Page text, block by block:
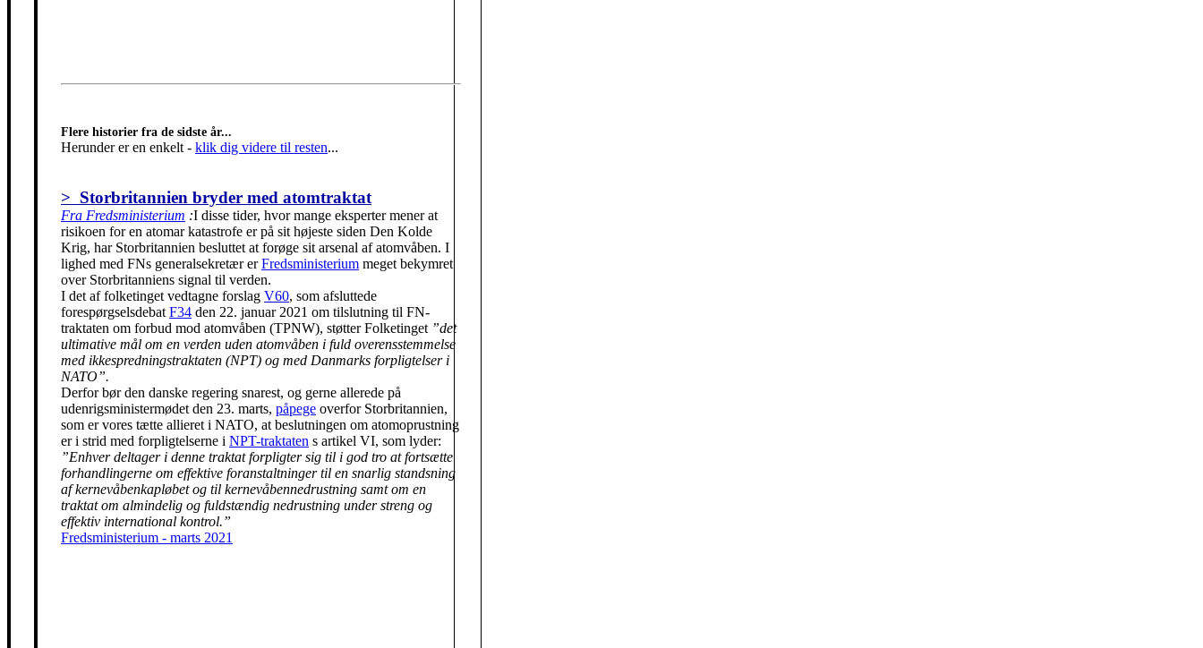
Flere historier fra de sidste år...
Herunder er en enkelt - klik dig videre til resten...
> Storbritannien bryder med atomtraktat
Fra Fredsministerium :I disse tider, hvor mange eksperter mener at
risikoen for en atomar katastrofe er på sit højeste siden Den Kolde
Krig, har Storbritannien besluttet at forøge sit arsenal af atomvåben. I
lighed med FNs generalsekretær erFredsministerium meget bekymret
over Storbritanniens signal til verden.
I det af folketinget vedtagne forslag V60, som afsluttede
forespørgselsdebat F34 den 22. januar 2021 om tilslutning til FN-
traktaten om forbud mod atomvåben (TPNW), støtter Folketinget ”det
ultimative mål om en verden uden atomvåben i fuld overensstemmelse
med ikkespredningstraktaten (NPT) og med Danmarks forpligtelser i
NATO”.
Derfor bør den danske regering snarest, og gerne allerede på
udenrigsministermødet den 23. marts, påpege overfor Storbritannien,
som er vores tætte allieret i NATO, at beslutningen om atomoprustning
er i strid med forpligtelserne i NPT-traktaten s artikel VI, som lyder:
”Enhver deltager i denne traktat forpligter sig til i god tro at fortsætte
forhandlingerne om effektive foranstaltninger til en snarlig standsning
af kernevåbenkapløbet og til kernevåbennedrustning samt om en
traktat om almindelig og fuldstændig nedrustning under streng og
effektiv international kontrol.”
Fredsministerium - marts 2021